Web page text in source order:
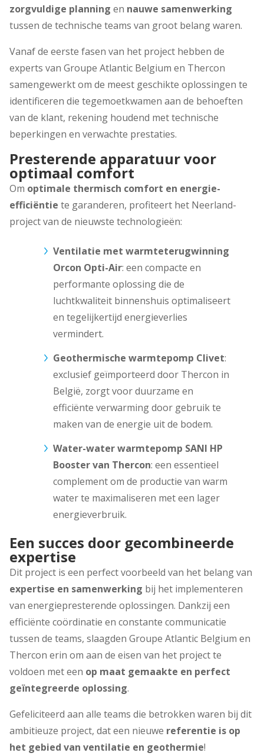
zorgvuldige planning en nauwe samenwerking
tussen de technische teams van groot belang waren.
Vanaf de eerste fasen van het project hebben de
experts van Groupe Atlantic Belgium en Thercon
samengewerkt om de meest geschikte oplossingen te
identificeren die tegemoetkwamen aan de behoeften
van de klant, rekening houdend met technische
beperkingen en verwachte prestaties.
Presterende apparatuur voor
optimaal comfort
Om optimale thermisch comfort en energie-
efficiëntie te garanderen, profiteert het Neerland-
project van de nieuwste technologieën:
Ventilatie met warmteterugwinning
Orcon Opti-Air: een compacte en
performante oplossing die de
luchtkwaliteit binnenshuis optimaliseert
en tegelijkertijd energieverlies
vermindert.
Geothermische warmtepomp Clivet:
exclusief geïmporteerd door Thercon in
België, zorgt voor duurzame en
efficiënte verwarming door gebruik te
maken van de energie uit de bodem.
Water-water warmtepomp SANI HP
Booster van Thercon: een essentieel
complement om de productie van warm
water te maximaliseren met een lager
energieverbruik.
Een succes door gecombineerde
expertise
Dit project is een perfect voorbeeld van het belang van
expertise en samenwerking bij het implementeren
van energiepresterende oplossingen. Dankzij een
efficiënte coördinatie en constante communicatie
tussen de teams, slaagden Groupe Atlantic Belgium en
Thercon erin om aan de eisen van het project te
voldoen met een op maat gemaakte en perfect
geïntegreerde oplossing.
Gefeliciteerd aan alle teams die betrokken waren bij dit
ambitieuze project, dat een nieuwe referentie is op
het gebied van ventilatie en geothermie!